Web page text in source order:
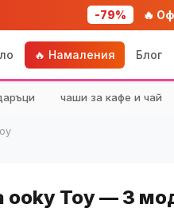
-79% 🔥
🔥 Намаления Блог
чаши за кафе и чай
ooky Toy — 3